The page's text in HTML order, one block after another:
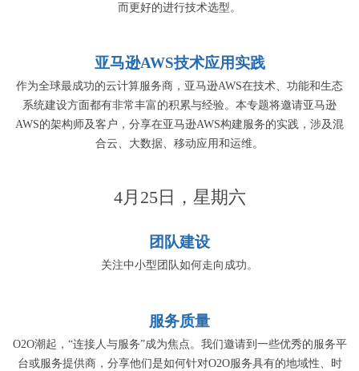
而更好的进行技术选型。
亚马逊AWS技术应用实践
作为全球最成功的云计算服务商，亚马逊AWS在技术、功能和生态
系统建设方面都有非常丰富的积累与经验。本专题将邀请亚马逊
AWS的架构师及客户，分享在亚马逊AWS构建服务的实践，涉及混
合云、大数据、移动应用和运维。
4月25日，星期六
团队建设
关注中小型团队如何走向成功。
服务质量
O2O潮起，“连接人与服务”成为焦点。我们邀请到一些优秀的服务平
台或服务提供商，分享他们是如何针对O2O服务具有的地域性、时